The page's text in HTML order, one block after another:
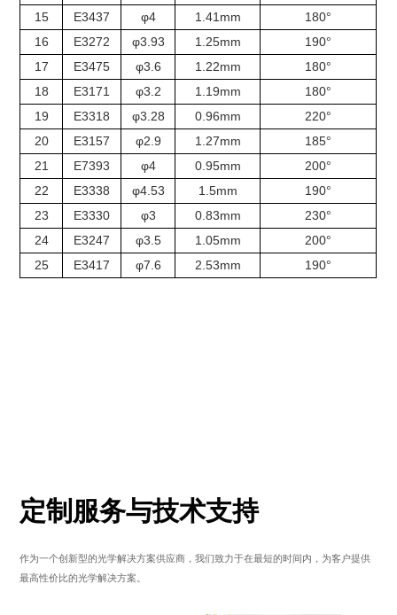
15
E3437 φ4 1.41mm
180°
16
E3272 φ3.93 1.25mm
190°
17
E3475 φ3.6 1.22mm
180°
18
E3171 φ3.2 1.19mm
180°
19
E3318 φ3.28 0.96mm
220°
20
E3157 φ2.9 1.27mm
185°
21
E7393 φ4 0.95mm
200°
22
E3338 φ4.53 1.5mm
190°
23
E3330 φ3 0.83mm
230°
24
E3247 φ3.5 1.05mm
200°
25
E3417 φ7.6 2.53mm 190°
定制服务与技术支持
作为一个创新型的光学解决方案供应商，我们致力于在最短的时间内，为客户提供
最高性价比的光学解决方案。